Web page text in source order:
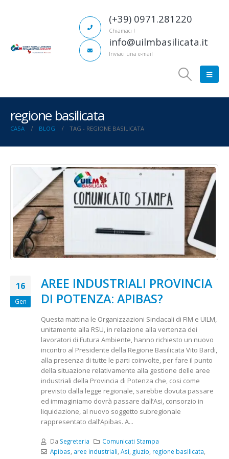
(+39) 0971.281220
Chiamaci !
info@uilmbasilicata.it
Inviaci una e-mail
regione basilicata
CASA BLOG TAG - REGIONE BASILICATA
16
Gen
AREE INDUSTRIALI PROVINCIA
DI POTENZA: APIBAS?
Questa mattina le Organizzazioni Sindacali di FIM e UILM,
unitamente alla RSU, in relazione alla vertenza dei
lavoratori di Futura Ambiente, hanno richiesto un nuovo
incontro al Presidente della Regione Basilicata Vito Bardi,
alla presenza di tutte le parti coinvolte, per fare il punto
della situazione relativamente alla gestione delle aree
industriali della Provincia di Potenza che, cosi come
previsto dalla legge regionale, sarebbe dovuta passare
ed immaginiamo dovrà passare dall’Asi, consorzio in
liquidazione, al nuovo soggetto subregionale
rappresentato dall’Apibas. A...
Da Segreteria
Comunicati Stampa
Apibas aree industriali Asi giuzio regione basilicata